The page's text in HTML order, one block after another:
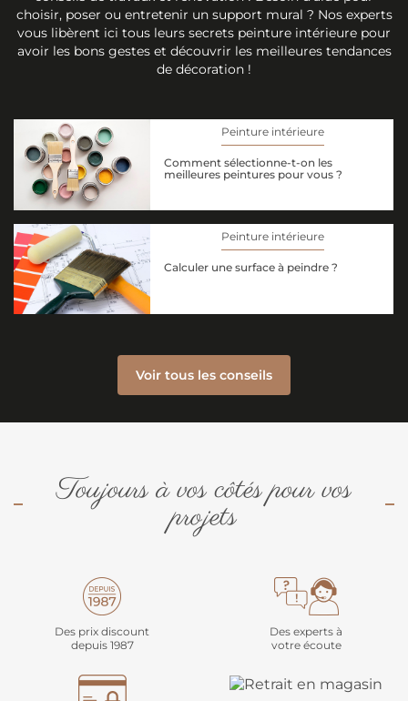
choisir, poser ou entretenir un support mural ? Nos experts
vous libèrent ici tous leurs secrets peinture intérieure pour
avoir les bons gestes et découvrir les meilleures tendances
de décoration !
Peinture intérieure
Comment sélectionne-t-on les
meilleures peintures pour vous ?
Peinture intérieure
Calculer une surface à peindre ?
Voir tous les conseils
Toujours à vos côtés pour vos
projets
Des prix discount
depuis 1987
Des experts à
votre écoute